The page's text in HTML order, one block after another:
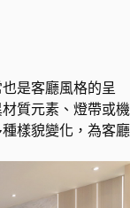
是客廳風格的呈
質元素、燈帶或機
樣貌變化，為客廳